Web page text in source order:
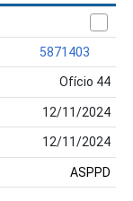
5871403
Ofício 44
12/11/2024
12/11/2024
ASPPD